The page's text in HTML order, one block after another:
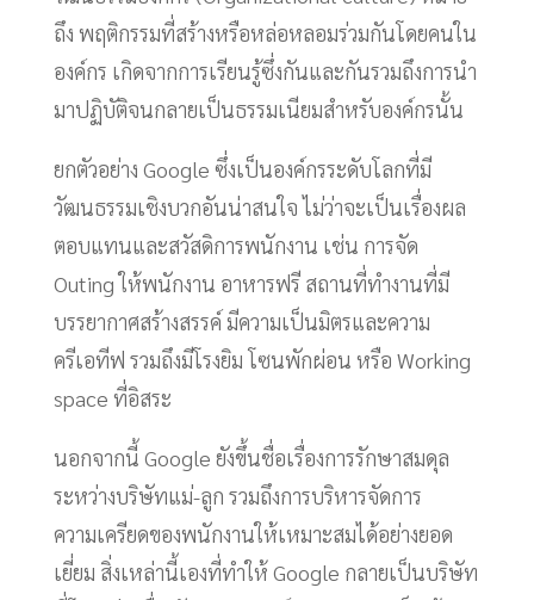
ถึง พฤติกรรมที่สร้างหรือหล่อหลอมร่วมกันโดยคนใน
องค์กร เกิดจากการเรียนรู้ซึ่งกันและกันรวมถึงการนำ
มาปฏิบัติจนกลายเป็นธรรมเนียมสำหรับองค์กรนั้น
ยกตัวอย่าง Google ซึ่งเป็นองค์กรระดับโลกที่มี
วัฒนธรรมเชิงบวกอันน่าสนใจ ไม่ว่าจะเป็นเรื่องผล
ตอบแทนและสวัสดิการพนักงาน เช่น การจัด
Outing ให้พนักงาน อาหารฟรี สถานที่ทำงานที่มี
บรรยากาศสร้างสรรค์ มีความเป็นมิตรและความ
ครีเอทีฟ รวมถึงมีโรงยิม โซนพักผ่อน หรือ Working
space ที่อิสระ
นอกจากนี้ Google ยังขึ้นชื่อเรื่องการรักษาสมดุล
ระหว่างบริษัทแม่-ลูก รวมถึงการบริหารจัดการ
ความเครียดของพนักงานให้เหมาะสมได้อย่างยอด
เยี่ยม สิ่งเหล่านี้เองที่ทำให้ Google กลายเป็นบริษัท